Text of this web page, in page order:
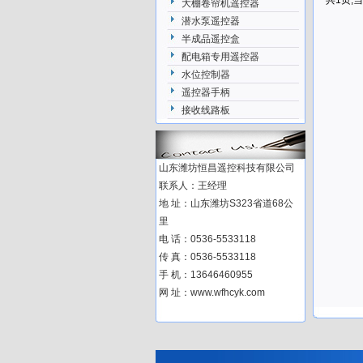
大棚卷帘机遥控器
潜水泵遥控器
半成品遥控盒
配电箱专用遥控器
水位控制器
遥控器手柄
接收线路板
山东潍坊恒昌遥控科技有限公司
联系人：王经理
地 址：山东潍坊S323省道68公
里
电 话：0536-5533118
传 真：0536-5533118
手 机：13646460955
网 址：www.wfhcyk.com